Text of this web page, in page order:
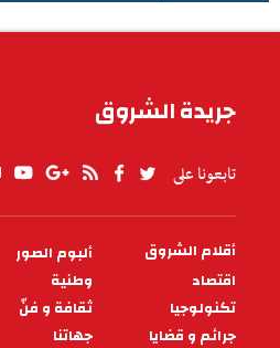
جريدة الشروق
تابعونا على
PIED
DE
PAGE
أقلام الشروق
ألبوم الصور
اقتصاد
وطنية
تكنولوجيا
ثقافة و فنّ
جرائم و قضايا
جهاتنا